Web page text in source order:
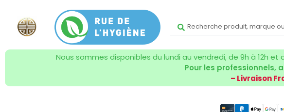
Nous sommes disponibles du lundi au vendredi, de 9h à 12h et
Pour les professionnels,
– Livraison